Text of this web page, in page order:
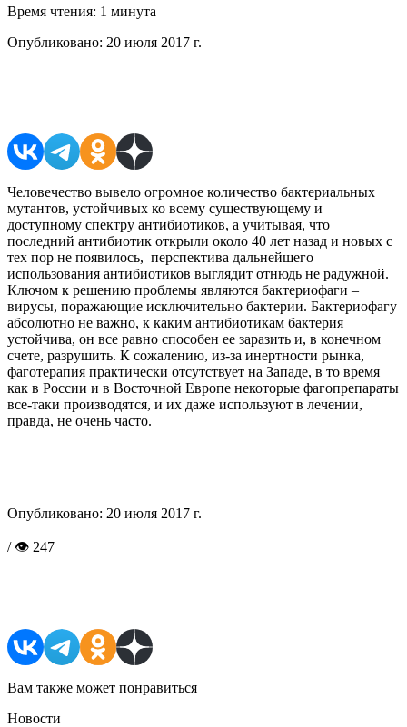
Время чтения: 1 минута
Опубликовано: 20 июля 2017 г.
Человечество вывело огромное количество бактериальных
мутантов, устойчивых ко всему существующему и
доступному спектру антибиотиков, а учитывая, что
последний антибиотик открыли около 40 лет назад и новых с
тех пор не появилось, перспектива дальнейшего
использования антибиотиков выглядит отнюдь не радужной.
Ключом к решению проблемы являются бактериофаги –
вирусы, поражающие исключительно бактерии. Бактериофагу
абсолютно не важно, к каким антибиотикам бактерия
устойчива, он все равно способен ее заразить и, в конечном
счете, разрушить. К сожалению, из-за инертности рынка,
фаготерапия практически отсутствует на Западе, в то время
как в России и в Восточной Европе некоторые фагопрепараты
все-таки производятся, и их даже используют в лечении,
правда, не очень часто.
Опубликовано: 20 июля 2017 г.
/ 👁 247
Вам также может понравиться
Новости